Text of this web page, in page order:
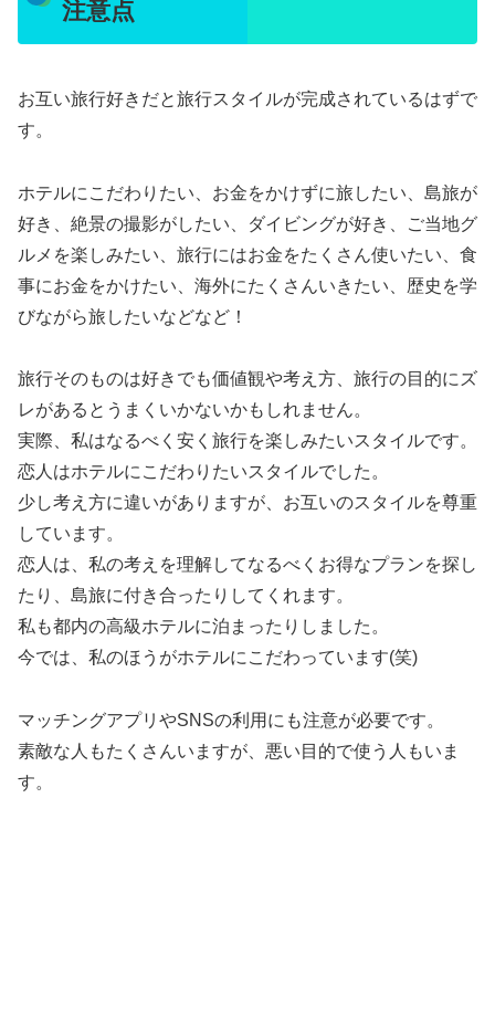
注意点
お互い旅行好きだと旅行スタイルが完成されているはずで
す。
ホテルにこだわりたい、お金をかけずに旅したい、島旅が
好き、絶景の撮影がしたい、ダイビングが好き、ご当地グ
ルメを楽しみたい、旅行にはお金をたくさん使いたい、食
事にお金をかけたい、海外にたくさんいきたい、歴史を学
びながら旅したいなどなど！
旅行そのものは好きでも価値観や考え方、旅行の目的にズ
レがあるとうまくいかないかもしれません。
実際、私はなるべく安く旅行を楽しみたいスタイルです。
恋人はホテルにこだわりたいスタイルでした。
少し考え方に違いがありますが、お互いのスタイルを尊重
しています。
恋人は、私の考えを理解してなるべくお得なプランを探し
たり、島旅に付き合ったりしてくれます。
私も都内の高級ホテルに泊まったりしました。
今では、私のほうがホテルにこだわっています(笑)
マッチングアプリやSNSの利用にも注意が必要です。
素敵な人もたくさんいますが、悪い目的で使う人もいま
す。